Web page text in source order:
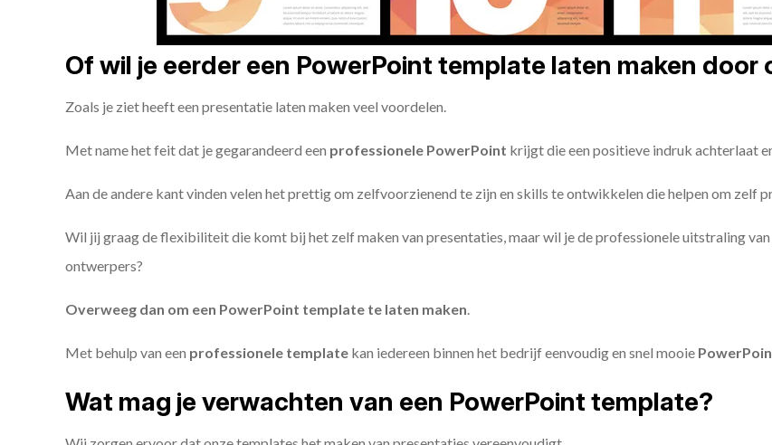
Of wil je eerder een PowerPoint template laten maken door
Zoals je ziet heeft een presentatie laten maken veel voordelen.
Met name het feit dat je gegarandeerd een professionele PowerPoint krijgt die een positieve indruk achterlaat
Aan de andere kant vinden velen het prettig om zelfvoorzienend te zijn en skills te ontwikkelen die helpen om zelf
Wil jij graag de flexibiliteit die komt bij het zelf maken van presentaties, maar wil je de professionele uitstraling
ontwerpers?
Overweeg dan om een PowerPoint template te laten maken.
Met behulp van een professionele template kan iedereen binnen het bedrijf eenvoudig en snel mooie
Wat mag je verwachten van een PowerPoint template?